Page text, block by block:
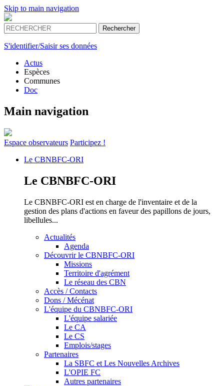
Skip to main navigation
S'identifier/Saisir ses données
Actus
Espèces
Communes
Doc
Main navigation
Espace observateurs Participez !
Le CBNBFC-ORI
Le CBNBFC-ORI
Le CBNBFC-ORI est en charge de l'inventaire et de la
gestion des plans d'actions en faveur des papillons de jours,
libellules...
Actualités
Agenda
Découvrir le CBNBFC-ORI
Missions
Territoire d'agrément
Le réseau des CBN
Accès / Contacts
Dons / Mécénat
L'équipe du CBNBFC-ORI
L'équipe salariée
Le CA
Le CS
Emplois/stages
Partenaires
La SBFC et Les Nouvelles Archives
L'OPIE FC
Autres partenaires